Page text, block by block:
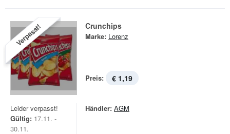
Verpasst! Crunchips
Marke: Lorenz
Preis: € 1,19
Leider verpasst!
Gültig: 17.11. -
30.11.
Händler: AGM